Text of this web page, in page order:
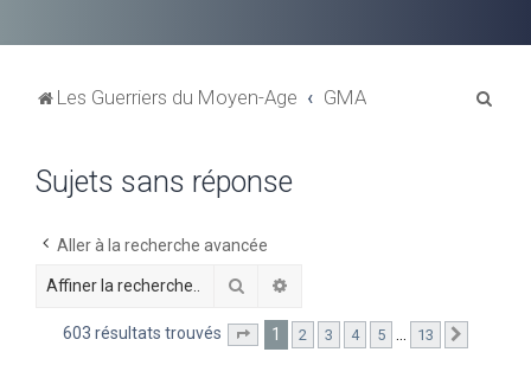
Les Guerriers du Moyen-Age GMA
Sujets sans réponse
Aller à la recherche avancée
Rechercher
603 résultats trouvés Page sur13
1 2 3 4 5 … 13